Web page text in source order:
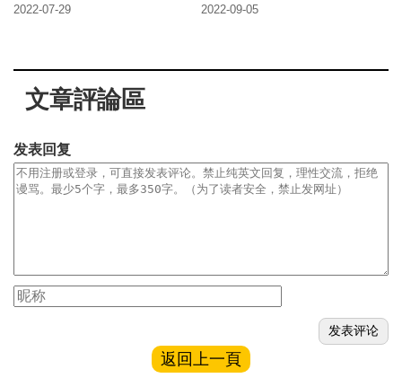
2022-07-29 2022-09-05
文章評論區
发表回复
返回上一頁